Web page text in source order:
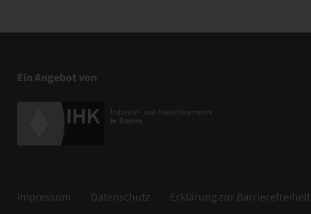
Ein Angebot von
Impressum Datenschutz Erklärung zur Barrierefreiheit